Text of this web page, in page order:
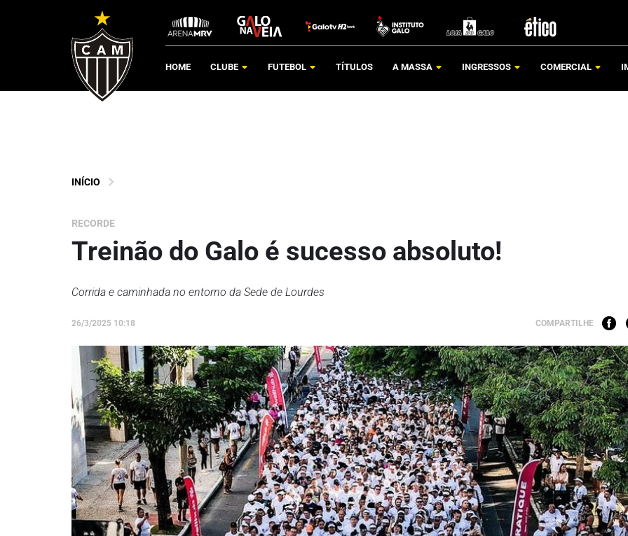
HOME CLUBE FUTEBOL TÍTULOS A MASSA INGRESSOS COMERCIAL
INÍCIO
RECORDE
Treinão do Galo é sucesso absoluto!
Corrida e caminhada no entorno da Sede de Lourdes
26/3/2025 10:18 COMPARTILHE